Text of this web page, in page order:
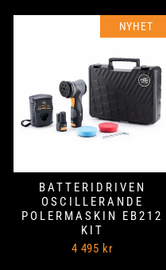
NYHET
BATTERIDRIVEN
OSCILLERANDE
POLERMASKIN EB212
KIT
4 495 kr